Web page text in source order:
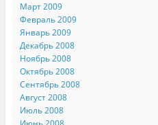
Март 2009
Февраль 2009
Январь 2009
Декабрь 2008
Ноябрь 2008
Октябрь 2008
Сентябрь 2008
Август 2008
Июль 2008